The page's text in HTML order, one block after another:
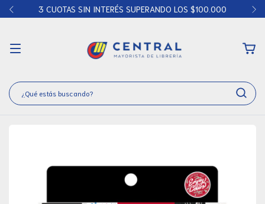
3 CUOTAS SIN INTERÉS SUPERANDO LOS $100.000